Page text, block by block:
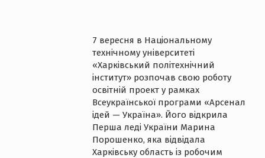
7 вересня в Національному
технічному університеті
«Харківський політехнічний
інститут» розпочав свою роботу
освітній проект у рамках
Всеукраїнської програми «Арсенал
ідей — Україна». Його відкрила
Перша леді України Марина
Порошенко, яка відвідала
Харківську область із робочим